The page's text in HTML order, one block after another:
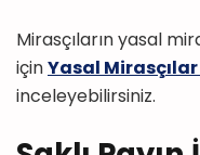
Mirasçıların yasal
içinYasal
inceleyebilirsiniz.